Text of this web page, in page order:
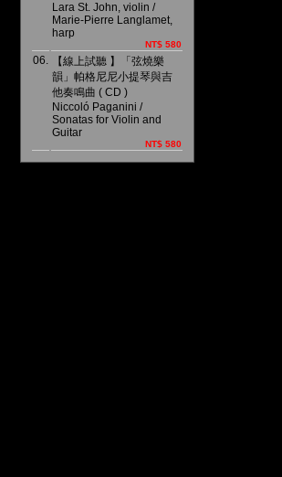
Lara St. John, violin /
Marie-Pierre Langlamet,
harp
NT$ 580
06.
【線上試聽 】「弦燒樂
韻」帕格尼尼小提琴與吉
他奏鳴曲 ( CD )
Niccoló Paganini /
Sonatas for Violin and
Guitar
NT$ 580